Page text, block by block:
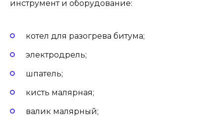
инструмент и оборудование:
котел для разогрева битума;
электродрель;
шпатель;
кисть малярная;
валик малярный;